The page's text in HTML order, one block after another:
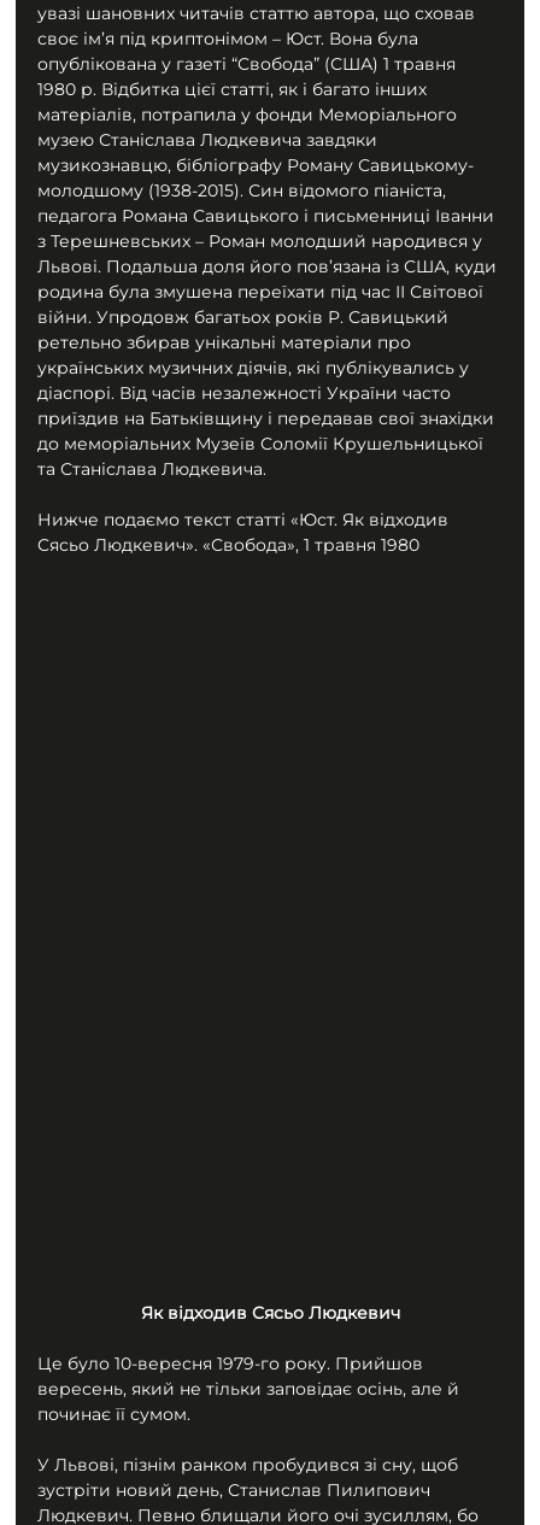
увазі шановних читачів статтю автора, що сховав
своє ім’я під криптонімом – Юст. Вона була
опублікована у газеті “Свобода” (США) 1 травня
1980 р. Відбитка цієї статті, як і багато інших
матеріалів, потрапила у фонди Меморіального
музею Станіслава Людкевича завдяки
музикознавцю, бібліографу Роману Савицькому-
молодшому (1938-2015). Син відомого піаніста,
педагога Романа Савицького і письменниці Іванни
з Терешневських – Роман молодший народився у
Львові. Подальша доля його пов’язана із США, куди
родина була змушена переїхати під час ІІ Світової
війни. Упродовж багатьох років Р. Савицький
ретельно збирав унікальні матеріали про
українських музичних діячів, які публікувались у
діаспорі. Від часів незалежності України часто
приїздив на Батьківщину і передавав свої знахідки
до меморіальних Музеїв Соломії Крушельницької
та Станіслава Людкевича.
Нижче подаємо текст статті «Юст. Як відходив
Сясьо Людкевич». «Свобода», 1 травня 1980
Як відходив Сясьо Людкевич
Це було 10-вересня 1979-го року. Прийшов
вересень, який не тільки заповідає осінь, але й
починає її сумом.
У Львові, пізнім ранком пробудився зі сну, щоб
зустріти новий день, Станислав Пилипович
Людкевич. Певно блищали його очі зусиллям, бо